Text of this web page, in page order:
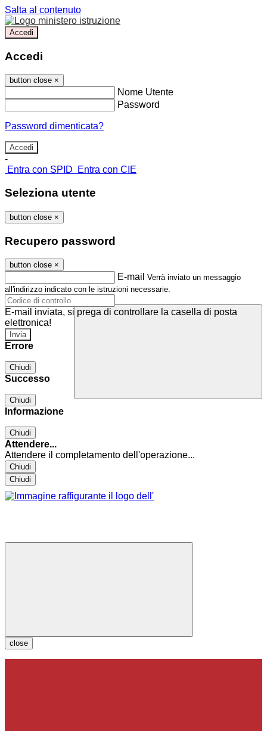
Salta al contenuto
Accedi
Accedi
button close ×
Nome Utente
Password
Password dimenticata?
-
Entra con SPID
Entra con CIE
Seleziona utente
button close ×
Recupero password
button close ×
E-mail Verrà inviato un messaggio
all'indirizzo indicato con le istruzioni necessarie.
E-mail inviata, si prega di controllare la casella di posta
elettronica!
Errore
Chiudi
Successo
Chiudi
Informazione
Chiudi
Attendere...
Attendere il completamento dell'operazione...
Chiudi
Chiudi
close